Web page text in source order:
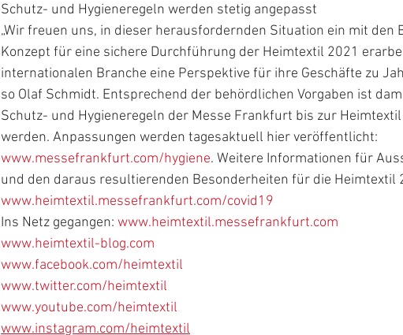
Schutz- und Hygieneregeln werden stetig angepasst
„Wir freuen uns, in dieser herausfordernden Situation ein mit den
Konzept für eine sichere Durchführung der Heimtextil 2021
internationalen Branche eine Perspektive für ihre Geschäfte zu
so Olaf Schmidt. Entsprechend der behördlichen Vorgaben ist
Schutz- und Hygieneregeln der Messe Frankfurt bis zur
werden. Anpassungen werden tagesaktuell hier veröffentlicht:
www.messefrankfurt.com/hygiene. Weitere Informationen für
und den daraus resultierenden Besonderheiten für die Heimtextil
www.heimtextil.messefrankfurt.com/covid19
Ins Netz gegangen: www.heimtextil.messefrankfurt.com
www.heimtextil-blog.com
www.facebook.com/heimtextil
www.twitter.com/heimtextil
www.youtube.com/heimtextil
www.instagram.com/heimtextil